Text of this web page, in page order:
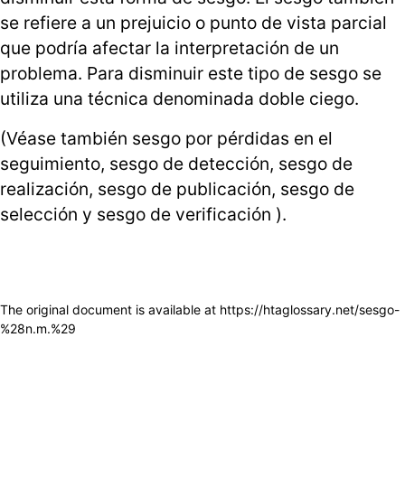
se refiere a un prejuicio o punto de vista parcial
que podría afectar la interpretación de un
problema. Para disminuir este tipo de sesgo se
utiliza una técnica denominada doble ciego.
(Véase también sesgo por pérdidas en el
seguimiento, sesgo de detección, sesgo de
realización, sesgo de publicación, sesgo de
selección y sesgo de verificación ).
The original document is available at https://htaglossary.net/sesgo-
%28n.m.%29